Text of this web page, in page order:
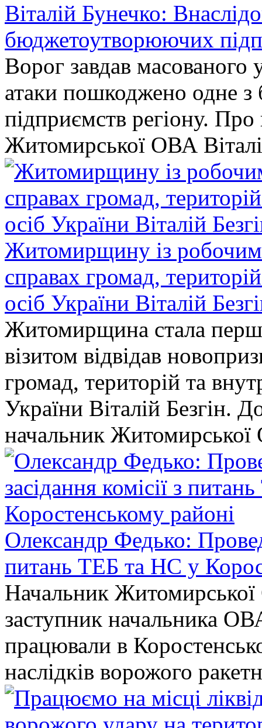
Віталій Бунечко:
бюджетоутворюючих
Ворог завдав масованого
атаки пошкоджено одне
підприємств регіону.
Житомирської ОВА
Житомирщину із робочим
справах громад,
осіб України Віталій
Житомирщина стала
візитом відвідав
громад, територій та
України Віталій Безгін.
начальник
Олександр Федько:
питань ТЕБ та НС у
Начальник
заступник начальника
працювали в
наслідків ворожого